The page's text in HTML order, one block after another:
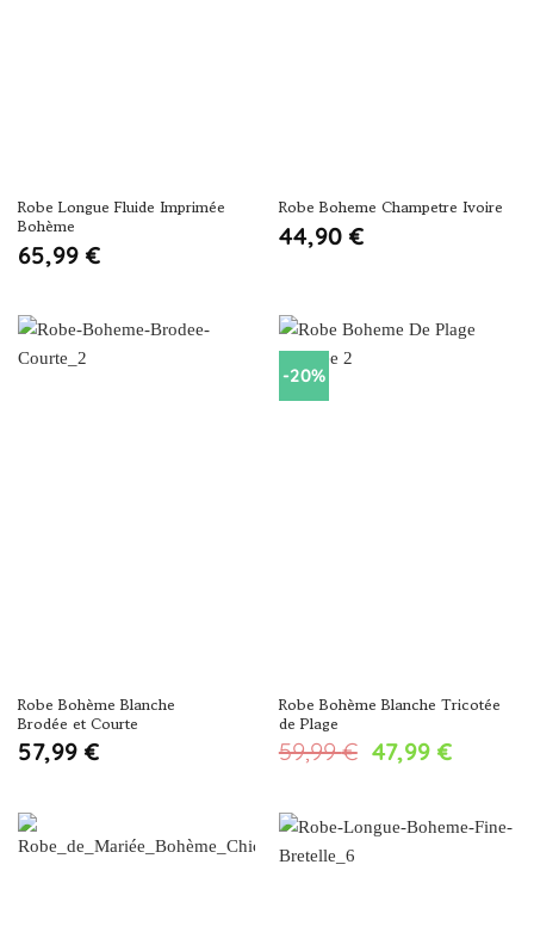
Robe Longue Fluide Imprimée
Bohème
65,99 €
Robe Boheme Champetre Ivoire
44,90 €
Robe Bohème Blanche
Brodée et Courte
57,99 €
-20%
Robe Bohème Blanche Tricotée
de Plage
59,99€ Le
était :
47,99 €Le
est :